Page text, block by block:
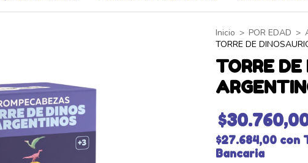
Inicio > POR EDAD >
TORRE DE
TORRE DE
$27.684,00 con
Bancaria